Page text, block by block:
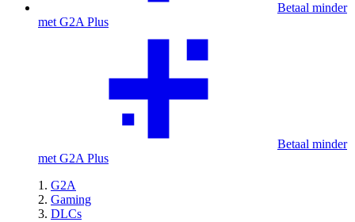
Betaal minder
met G2A Plus
Betaal minder
met G2A Plus
G2A
Gaming
DLCs